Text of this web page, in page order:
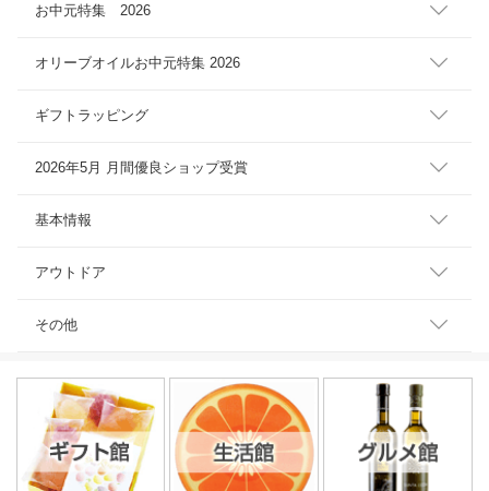
お中元特集 2026
オリーブオイルお中元特集 2026
ギフトラッピング
2026年5月 月間優良ショップ受賞
基本情報
アウトドア
その他